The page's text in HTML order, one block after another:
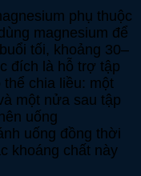
phụ thuộc
magnesium để
tối, khoảng 30–
đích là hỗ trợ tập
chia liều: một
một nửa sau tập
uống
uống đồng thời
khoáng chất này